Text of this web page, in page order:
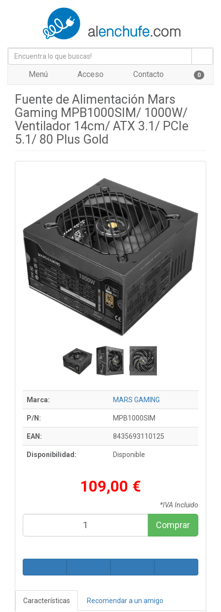
Menú Acceso Contacto 0
Fuente de Alimentación Mars
Gaming MPB1000SIM/ 1000W/
Ventilador 14cm/ ATX 3.1/ PCIe
5.1/ 80 Plus Gold
Marca: MARS GAMING
P/N: MPB1000SIM
EAN: 8435693110125
Disponibilidad: Disponible
109,00 €
*IVA Incluido
Comprar
Características Recomendar a un amigo